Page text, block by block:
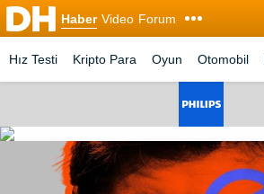
Haber Video Forum
Hız Testi Kripto Para Oyun Otomobil